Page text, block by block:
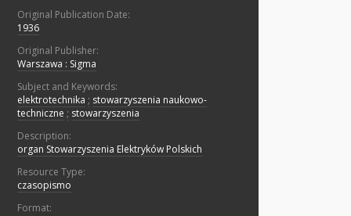
Original Publication Date:
1936
Original Publisher:
Warszawa : Sigma
Subject and Keywords:
elektrotechnika ; stowarzyszenia naukowo-
techniczne ; stowarzyszenia
Description:
organ Stowarzyszenia Elektryków Polskich
Resource Type:
czasopismo
Format: